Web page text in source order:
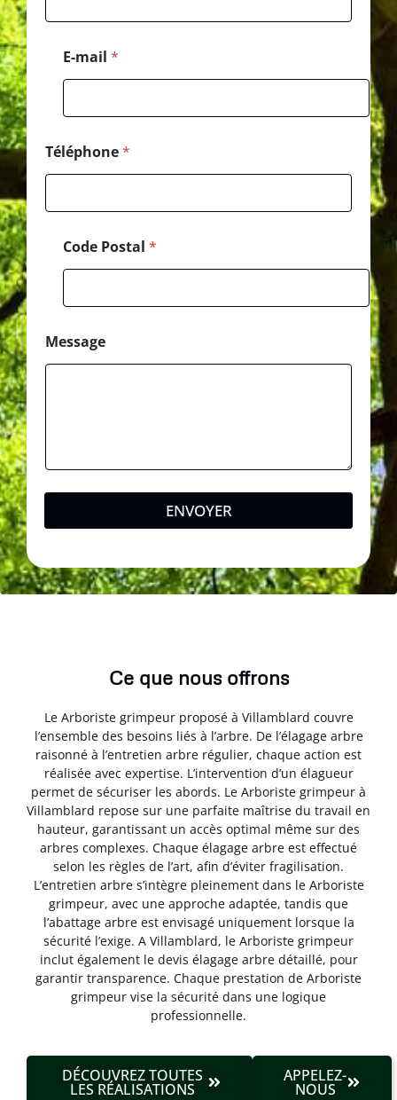
E-mail *
d
M
e
s
s
a
g
e
Téléphone*
Code Postal *
Message
ENVOYER
Ce que nous offrons
Le Arboriste grimpeur proposé à Villamblard couvre
l’ensemble des besoins liés à l’arbre. De l’élagage arbre
raisonné à l’entretien arbre régulier, chaque action est
réalisée avec expertise. L’intervention d’un élagueur
permet de sécuriser les abords. Le Arboriste grimpeur à
Villamblard repose sur une parfaite maîtrise du travail en
hauteur, garantissant un accès optimal même sur des
arbres complexes. Chaque élagage arbre est effectué
selon les règles de l’art, afin d’éviter fragilisation.
L’entretien arbre s’intègre pleinement dans le Arboriste
grimpeur, avec une approche adaptée, tandis que
l’abattage arbre est envisagé uniquement lorsque la
sécurité l’exige. A Villamblard, le Arboriste grimpeur
inclut également le devis élagage arbre détaillé, pour
garantir transparence. Chaque prestation de Arboriste
grimpeur vise la sécurité dans une logique
professionnelle.
DÉCOUVREZ TOUTES
LES RÉALISATIONS
APPELEZ-
NOUS